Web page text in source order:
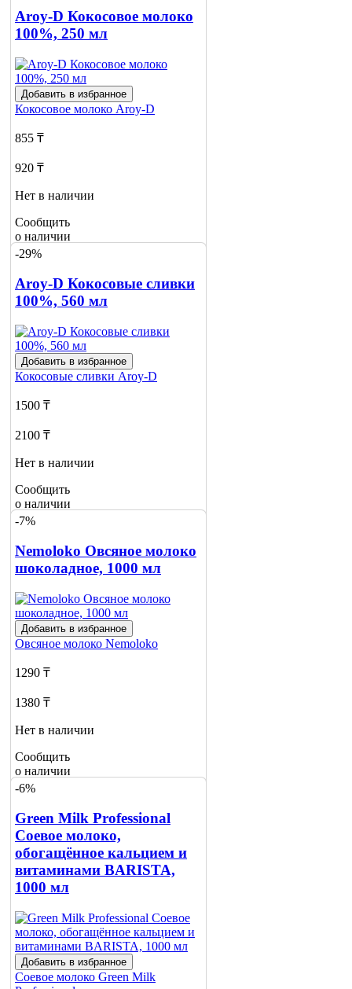
Aroy-D Кокосовое молоко
100%, 250 мл
Добавить в избранное
Кокосовое молоко Aroy-D
855 ₸
920 ₸
Нет в наличии
Сообщить
о наличии
2
-29%
Aroy-D Кокосовые сливки
100%, 560 мл
Добавить в избранное
Кокосовые сливки Aroy-D
1500 ₸
2100 ₸
Нет в наличии
Сообщить
о наличии
-7%
Nemoloko Овсяное молоко
шоколадное, 1000 мл
Добавить в избранное
Овсяное молоко Nemoloko
1290 ₸
1380 ₸
Нет в наличии
Сообщить
о наличии
2
-6%
Green Milk Professional
Соевое молоко,
обогащённое кальцием и
витаминами BARISTA,
1000 мл
Добавить в избранное
Соевое молоко Green Milk